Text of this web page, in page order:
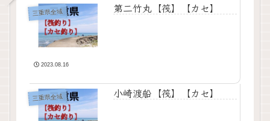
三重県全域 第二竹丸【筏】【カセ】
2023.08.16
三重県全域 小崎渡船【筏】【カセ】